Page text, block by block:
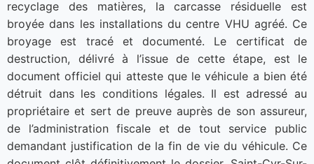
recyclage des matières, la carcasse résiduelle est
broyée dans les installations du centre VHU agréé. Ce
broyage est tracé et documenté. Le certificat de
destruction, délivré à l’issue de cette étape, est le
document officiel qui atteste que le véhicule a bien été
détruit dans les conditions légales. Il est adressé au
propriétaire et sert de preuve auprès de son assureur,
de l’administration fiscale et de tout service public
demandant justification de la fin de vie du véhicule. Ce